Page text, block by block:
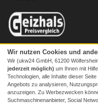
Wir nutzen Cookies und
Wir (ukw24 GmbH, 61200
jederzeit möglich) um Ihnen mit
Technologien, alle Inhalte dieser
Angebots zu analysieren,
anzuzeigen. Zu Werbezwecken
Suchmaschinenanbieter, Social